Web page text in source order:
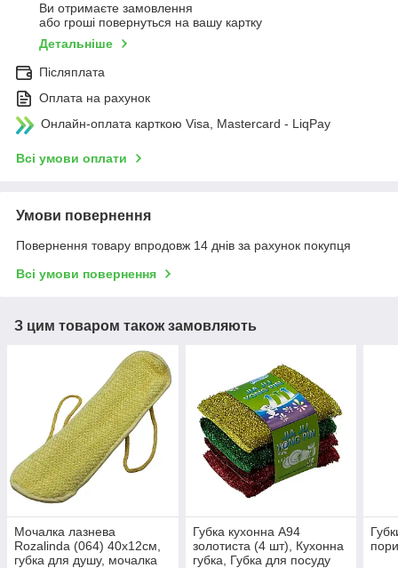
Ви отримаєте замовлення
або гроші повернуться на вашу картку
Детальніше
Післяплата
Оплата на рахунок
Онлайн-оплата карткою Visa, Mastercard - LiqPay
Всі умови оплати
Умови повернення
Повернення товару впродовж 14 днів за рахунок покупця
Всі умови повернення
З цим товаром також замовляють
Мочалка лазнева
Rozalinda (064) 40х12см,
губка для душу, мочалка
Губка кухонна A94
золотиста (4 шт), Кухонна
губка, Губка для посуду